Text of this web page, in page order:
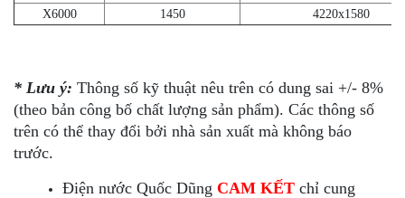
X6000
1450 4220x1580
* Lưu ý: Thông số kỹ thuật nêu trên có dung sai +/- 8%
(theo bản công bố chất lượng sản phẩm). Các thông số
trên có thể thay đổi bởi nhà sản xuất mà không báo
trước.
Điện nước Quốc Dũng CAM KẾT chỉ cung